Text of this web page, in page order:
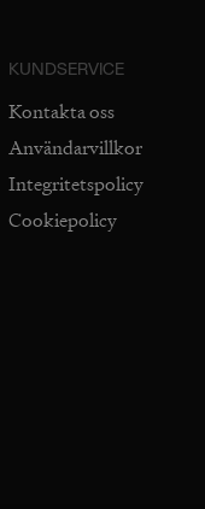
KUNDSERVICE
Kontakta oss
Användarvillkor
Integritetspolicy
Cookiepolicy